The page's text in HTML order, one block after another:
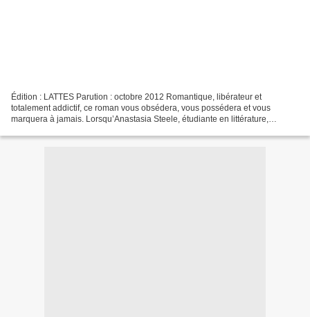
Édition : LATTES Parution : octobre 2012 Romantique, libérateur et
totalement addictif, ce roman vous obsédera, vous possédera et vous
marquera à jamais. Lorsqu’Anastasia Steele, étudiante en littérature,